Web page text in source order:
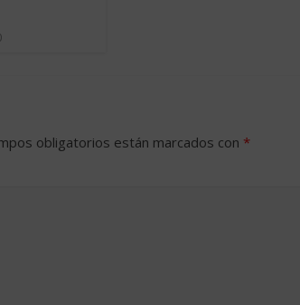
obligatorios están marcados con *